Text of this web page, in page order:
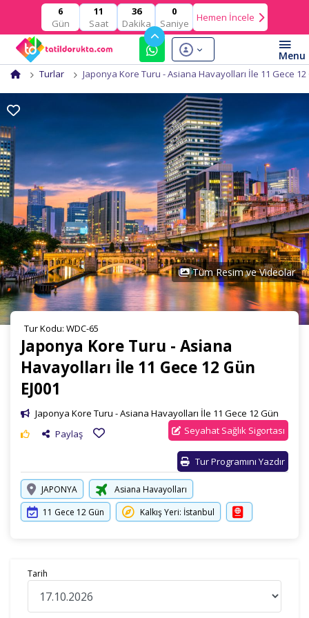
6
Gün
11
Saat
36
Dakika
0
Saniye
Hemen İncele
Turlar Japonya Kore Turu - Asiana Havayolları İle 11 Gece 12
Tüm Resim ve Videolar
Tur Kodu: WDC-65
Japonya Kore Turu - Asiana
Havayolları İle 11 Gece 12 Gün
EJ001
Japonya Kore Turu - Asiana Havayolları İle 11 Gece 12 Gün
Paylaş
Seyahat Sağlık Sigortası
Tur Programını Yazdır
JAPONYA
Asiana Havayolları
11 Gece 12 Gün
Kalkış Yeri: İstanbul
Tarih